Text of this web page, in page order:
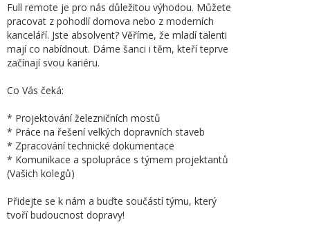
Full remote je pro nás důležitou výhodou. Můžete
pracovat z pohodlí domova nebo z moderních
kanceláří. Jste absolvent? Věříme, že mladí talenti
mají co nabídnout. Dáme šanci i těm, kteří teprve
začínají svou kariéru.
Co Vás čeká:
* Projektování železničních mostů
* Práce na řešení velkých dopravních staveb
* Zpracování technické dokumentace
* Komunikace a spolupráce s týmem projektantů
(Vašich kolegů)
Přidejte se k nám a buďte součástí týmu, který
tvoří budoucnost dopravy!